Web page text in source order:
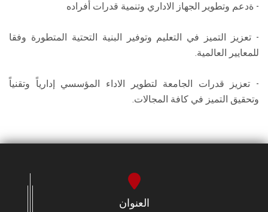
- ةدعم وتطوير الجهاز الاداري وتنمية قدرات أفراده
- تعزيز التميز في التعليم وتوفير البنية التحتية المتطورة وفقا
للمعايير العالمية.
- تعزيز قدرات الجامعة لتطوير الاداء المؤسسي إدارياً وتقنياً
وتحقيق التميز في كافة المجالات.
العنوان